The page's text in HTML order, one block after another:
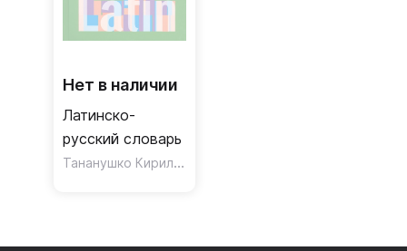
Нет в наличии
Латинско-
русский словарь
Тананушко Кирилл Алексеевич